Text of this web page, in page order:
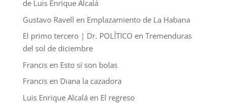
de Luis Enrique Alcalá
Gustavo Ravell en Emplazamiento de La Habana
El primo tercero | Dr. POLÍTICO en Tremenduras
del sol de diciembre
Francisen Esto sí son bolas
Francisen Diana la cazadora
Luis Enrique Alcalá en El regreso